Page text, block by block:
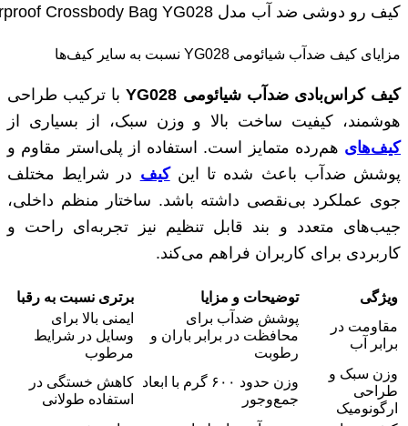
کیف رو دوشی ضد آب مدل Xiaomi Tanjiezhe Waterproof Crossbody Bag YG028
مزایای کیف ضدآب شیائومی YG028 نسبت به سایر کیف‌ها
کیف کراس‌بادی ضدآب شیائومی
با ترکیب طراحی
هوشمند، کیفیت ساخت بالا و وزن سبک، از بسیاری از
کیف‌های هم‌رده متمایز است. استفاده از پلی‌استر مقاوم و
پوشش ضدآب باعث شده تا اینکیف در شرایط مختلف
جوی عملکرد بی‌نقصی داشته باشد. ساختار منظم داخلی،
جیب‌های متعدد و بند قابل تنظیم نیز تجربه‌ای راحت و
کاربردی برای کاربران فراهم می‌کند.
ویژگی توضیحات و مزایا
برتری نسبت به رقبا
مقاومت در
برابر آب
پوشش ضدآب برای
محافظت در برابر باران و
رطوبت
ایمنی بالا برای
وسایل در شرایط
مرطوب
وزن سبک و
طراحی
ارگونومیک
وزن حدود ۶۰۰ گرم با ابعاد
جمع‌وجور
کاهش خستگی در
استفاده طولانی